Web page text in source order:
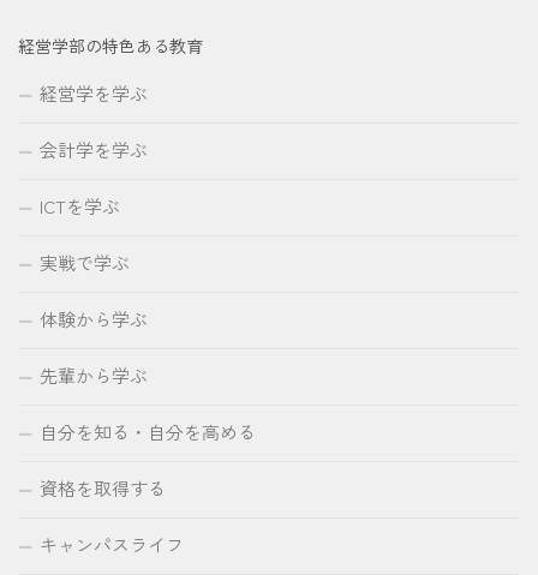
経営学部の特色ある教育
経営学を学ぶ
会計学を学ぶ
ICTを学ぶ
実戦で学ぶ
体験から学ぶ
先輩から学ぶ
自分を知る・自分を高める
資格を取得する
キャンパスライフ